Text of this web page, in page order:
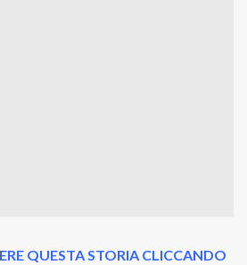
QUESTA STORIA CLICCANDO